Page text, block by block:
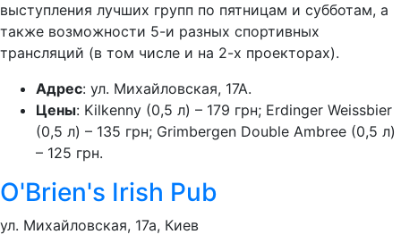
выступления лучших групп по пятницам и субботам, а
также возможности 5-и разных спортивных
трансляций (в том числе и на 2-х проекторах).
Адрес: ул. Михайловская, 17А.
Цены: Kilkenny (0,5 л) – 179 грн; Erdinger Weissbier
(0,5 л) – 135 грн; Grimbergen Double Ambree (0,5 л)
– 125 грн.
O'Brien's Irish Pub
ул. Михайловская, 17а, Киев